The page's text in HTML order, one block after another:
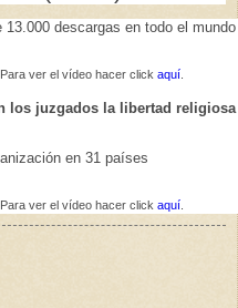
descargas en todo el mundo
ver el vídeo hacer click aquí
los juzgados la libertad
en 31 países
ver el vídeo hacer click aquí